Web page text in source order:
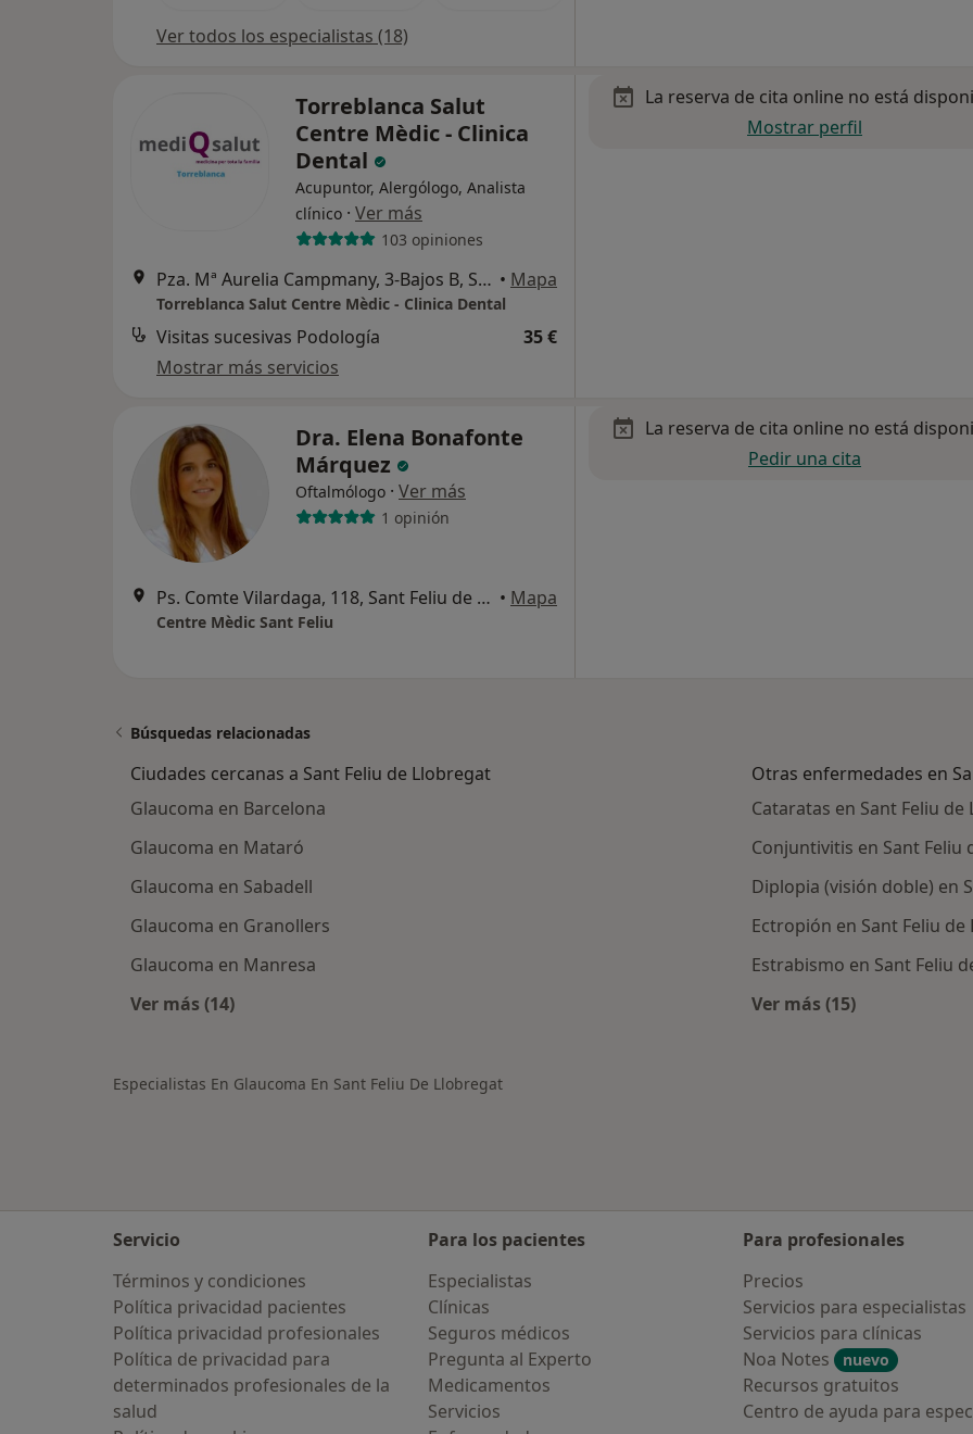
Ver todos los especialistas (18)
Torreblanca Salut
Centre Mèdic - Clinica
Dental
Acupuntor, Alergólogo, Analista
clínico · Ver más
103 opiniones
Pza. Mª Aurelia Campmany, 3-Bajos B, Sant Joan Despí • Mapa
Torreblanca Salut Centre Mèdic - Clinica Dental
Visitas sucesivas Podología
35 €
Mostrar más servicios
La reserva de cita online no está
Mostrar perfil
Dra. Elena Bonafonte
Márquez
Oftalmólogo · Ver más
1 opinión
Ps. Comte Vilardaga, 118, Sant Feliu de Llobregat • Mapa
Centre Mèdic Sant Feliu
La reserva de cita online no está
Pedir una cita
Búsquedas relacionadas
Ciudades cercanas a Sant Feliu de Llobregat
Glaucoma en Barcelona
Glaucoma en Mataró
Glaucoma en Sabadell
Glaucoma en Granollers
Glaucoma en Manresa
Ver más (14)
Otras enfermedades en
Cataratas en Sant Feliu
Conjuntivitis en Sant Feliu
Diplopia (visión doble) en
Ectropión en Sant Feliu
Estrabismo en Sant Feliu
Ver más (15)
Especialistas En Glaucoma En Sant Feliu De Llobregat
Servicio
Términos y condiciones
Política privacidad pacientes
Política privacidad profesionales
Política de privacidad para
determinados profesionales de la
salud
Para los pacientes
Especialistas
Clínicas
Seguros médicos
Pregunta al Experto
Medicamentos
Servicios
Para profesionales
Precios
Servicios para especialistas
Servicios para clínicas
Noa Notes
nuevo
Recursos gratuitos
Centro de ayuda para